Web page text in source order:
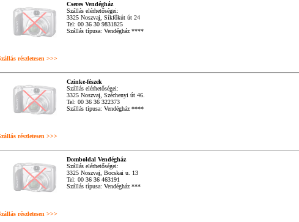
Cseres Vendégház
Szállás elérhetőségei:
3325 Noszvaj, Síkfőkút út 24
Tel: 00 36 30 9831825
Szállás típusa: Vendégház ****
részletesen >>>
Czinke-fészek
Szállás elérhetőségei:
3325 Noszvaj, Széchenyi út 46.
Tel: 00 36 36 322373
Szállás típusa: Vendégház ****
részletesen >>>
Domboldal Vendégház
Szállás elérhetőségei:
3325 Noszvaj, Bocskai u. 13
Tel: 00 36 36 463191
Szállás típusa: Vendégház ***
részletesen >>>